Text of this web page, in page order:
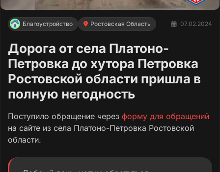
Благоустройство Ростовская Область 07.02.2024
Дорога от села Платоно-
Петровка до хутора Петровка
Ростовской области пришла в
полную негодность
Поступило обращение через форму для обращений
на сайте из села Платоно-Петровка Ростовской
области.